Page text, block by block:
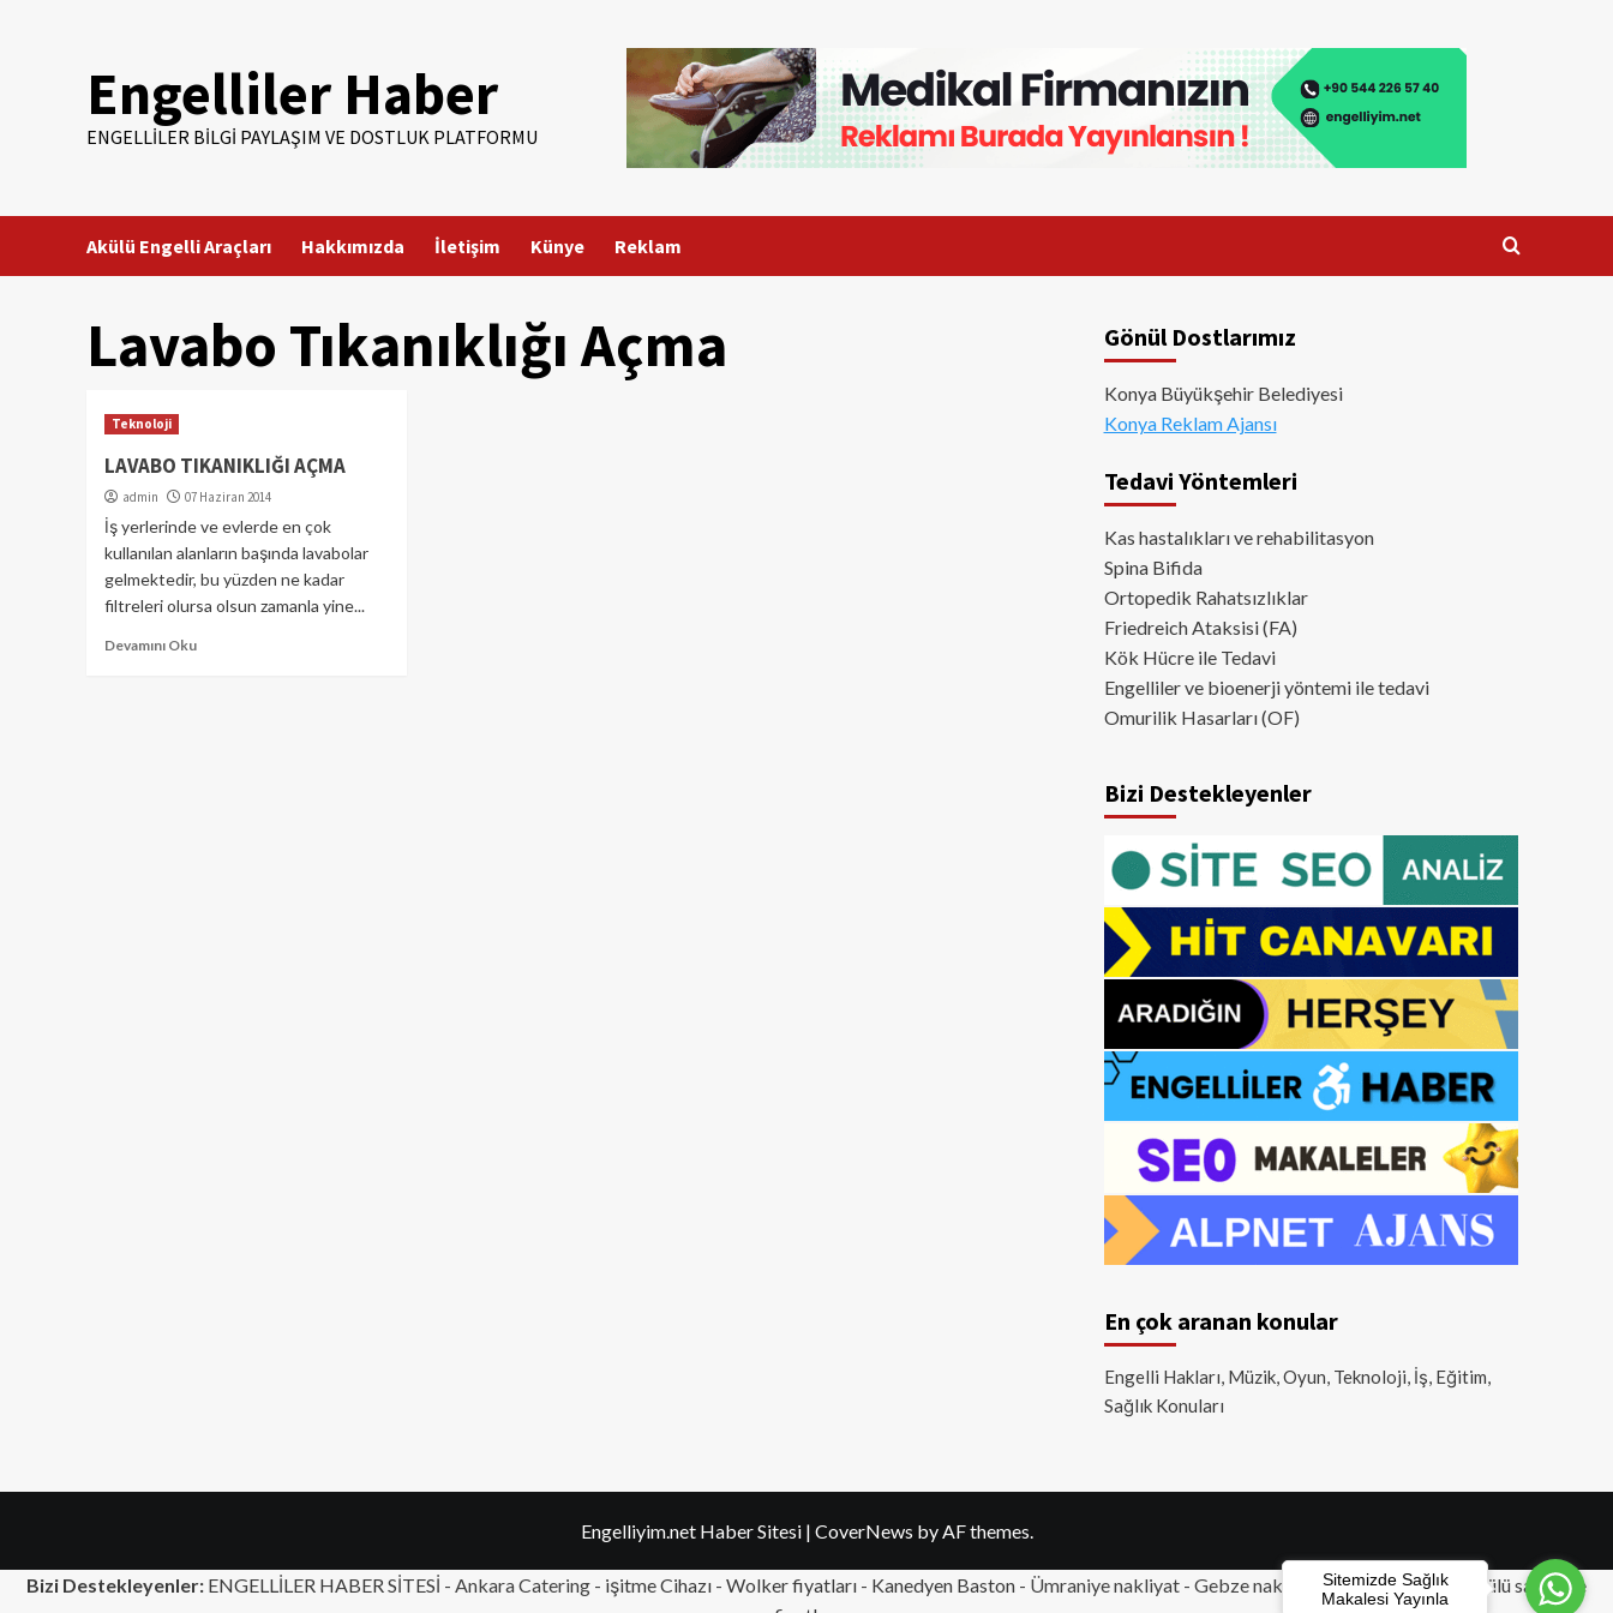
Engelliler Haber
ENGELLILER BILGI PAYLAŞIM VE DOSTLUK PLATFORMU
Akülü Engelli Araçları Hakkımızda İletişim Künye Reklam
Lavabo Tıkanıklığı Açma
Teknoloji
LAVABO TIKANIKLIĞI AÇMA
admin 07 Haziran 2014
İş yerlerinde ve evlerde en çok
kullanılan alanların başında lavabolar
gelmektedir, bu yüzden ne kadar
filtreleri olursa olsun zamanla yine...
Devamını Oku
Gönül Dostlarımız
Konya Büyükşehir Belediyesi
Konya Reklam Ajansı
Tedavi Yöntemleri
Kas hastalıkları ve rehabilitasyon
Spina Bifida
Ortopedik Rahatsızlıklar
Friedreich Ataksisi (FA)
Kök Hücre ile Tedavi
Engelliler ve bioenerji yöntemi ile tedavi
Omurilik Hasarları (OF)
Bizi Destekleyenler
En çok aranan konular
Engelli Hakları, Müzik, Oyun, Teknoloji, İş, Eğitim,
Sağlık Konuları
Engelliyim.net Haber Sitesi | CoverNews by AF themes.
Bizi Destekleyenler: ENGELLİLER HABER SİTESİ - Ankara Catering - işitme Cihazı - Wolker fiyatları - Kanedyen Baston - Ümraniye nakliyat - Gebze nakliyat -Tuzla nakliyat - Akülü sandalye
Sitemizde Sağlık
Makalesi Yayınla